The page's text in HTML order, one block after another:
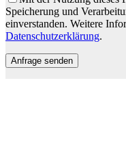
Speicherung und
einverstanden. Weitere
Datenschutzerklärung.